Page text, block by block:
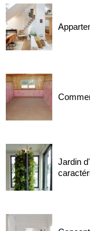
Jardin